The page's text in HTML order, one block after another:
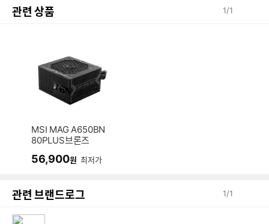
관련 상품 1/1
MSI MAG A650BN
80PLUS브론즈
56,900원 최저가
관련 브랜드로그 1/1